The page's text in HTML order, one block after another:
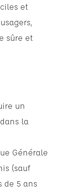
et
sûre et
un
la
Générale
(sauf
de 5 ans